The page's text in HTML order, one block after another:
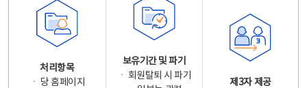
처리항목
ㆍ 당 홈페이지
보유기간 및 파기
ㆍ 회원탈퇴 시 파기
제3자 제공